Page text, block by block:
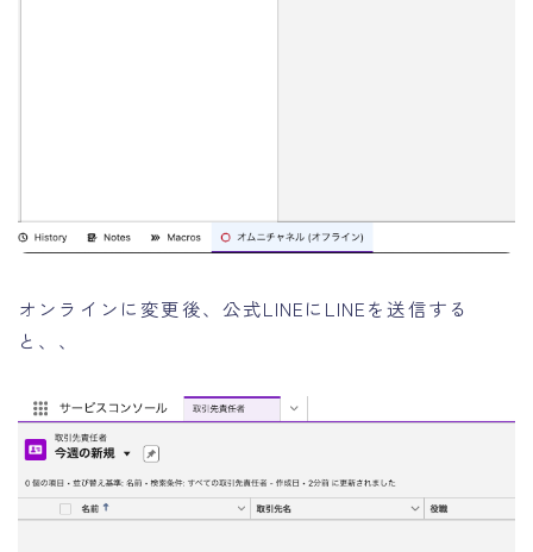
オンラインに変更後、公式LINEにLINEを送信する
と、、